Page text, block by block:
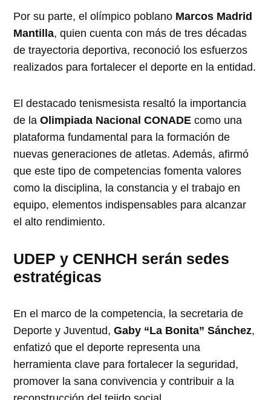
Por su parte, el olímpico poblano Marcos Madrid
Mantilla, quien cuenta con más de tres décadas
de trayectoria deportiva, reconoció los esfuerzos
realizados para fortalecer el deporte en la entidad.
El destacado tenismesista resaltó la importancia
de laOlimpiada Nacional CONADE como una
plataforma fundamental para la formación de
nuevas generaciones de atletas. Además, afirmó
que este tipo de competencias fomenta valores
como la disciplina, la constancia y el trabajo en
equipo, elementos indispensables para alcanzar
el alto rendimiento.
UDEP y CENHCH serán sedes
estratégicas
En el marco de la competencia, la secretaria de
Deporte y Juventud,Gaby “La Bonita” Sánchez,
enfatizó que el deporte representa una
herramienta clave para fortalecer la seguridad,
promover la sana convivencia y contribuir a la